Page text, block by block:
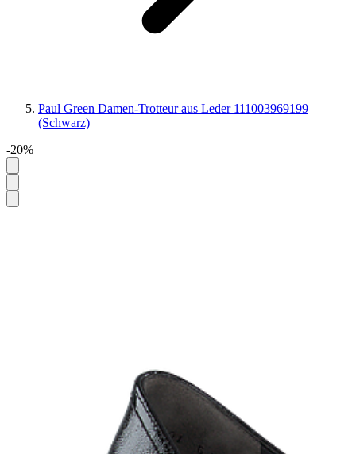
Paul Green Damen-Trotteur aus Leder 111003969199
(Schwarz)
-20%